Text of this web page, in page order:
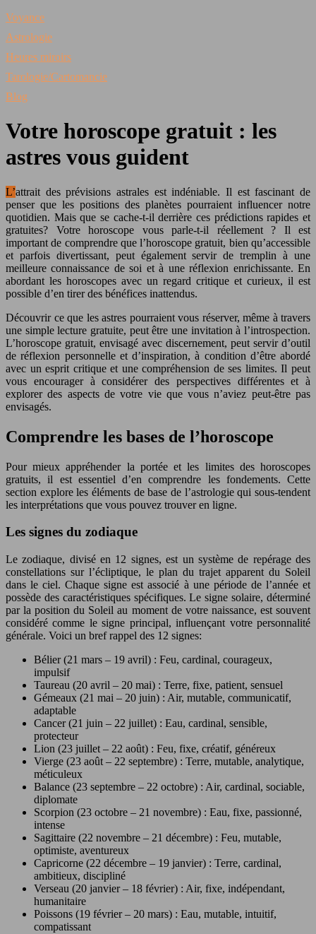
Voyance
Astrologie
Heures miroirs
Tarologie/Cartomancie
Blog
Votre horoscope gratuit : les
astres vous guident
L’attrait des prévisions astrales est indéniable. Il est fascinant de
penser que les positions des planètes pourraient influencer notre
quotidien. Mais que se cache-t-il derrière ces prédictions rapides et
gratuites? Votre horoscope vous parle-t-il réellement ? Il est
important de comprendre que l’horoscope gratuit, bien qu’accessible
et parfois divertissant, peut également servir de tremplin à une
meilleure connaissance de soi et à une réflexion enrichissante. En
abordant les horoscopes avec un regard critique et curieux, il est
possible d’en tirer des bénéfices inattendus.
Découvrir ce que les astres pourraient vous réserver, même à travers
une simple lecture gratuite, peut être une invitation à l’introspection.
L’horoscope gratuit, envisagé avec discernement, peut servir d’outil
de réflexion personnelle et d’inspiration, à condition d’être abordé
avec un esprit critique et une compréhension de ses limites. Il peut
vous encourager à considérer des perspectives différentes et à
explorer des aspects de votre vie que vous n’aviez peut-être pas
envisagés.
Comprendre les bases de l’horoscope
Pour mieux appréhender la portée et les limites des horoscopes
gratuits, il est essentiel d’en comprendre les fondements. Cette
section explore les éléments de base de l’astrologie qui sous-tendent
les interprétations que vous pouvez trouver en ligne.
Les signes du zodiaque
Le zodiaque, divisé en 12 signes, est un système de repérage des
constellations sur l’écliptique, le plan du trajet apparent du Soleil
dans le ciel. Chaque signe est associé à une période de l’année et
possède des caractéristiques spécifiques. Le signe solaire, déterminé
par la position du Soleil au moment de votre naissance, est souvent
considéré comme le signe principal, influençant votre personnalité
générale. Voici un bref rappel des 12 signes:
Bélier (21 mars – 19 avril) : Feu, cardinal, courageux,
impulsif
Taureau (20 avril – 20 mai) : Terre, fixe, patient, sensuel
Gémeaux (21 mai – 20 juin) : Air, mutable, communicatif,
adaptable
Cancer (21 juin – 22 juillet) : Eau, cardinal, sensible,
protecteur
Lion (23 juillet – 22 août) : Feu, fixe, créatif, généreux
Vierge (23 août – 22 septembre) : Terre, mutable, analytique,
méticuleux
Balance (23 septembre – 22 octobre) : Air, cardinal, sociable,
diplomate
Scorpion (23 octobre – 21 novembre) : Eau, fixe, passionné,
intense
Sagittaire (22 novembre – 21 décembre) : Feu, mutable,
optimiste, aventureux
Capricorne (22 décembre – 19 janvier) : Terre, cardinal,
ambitieux, discipliné
Verseau (20 janvier – 18 février) : Air, fixe, indépendant,
humanitaire
Poissons (19 février – 20 mars) : Eau, mutable, intuitif,
compatissant